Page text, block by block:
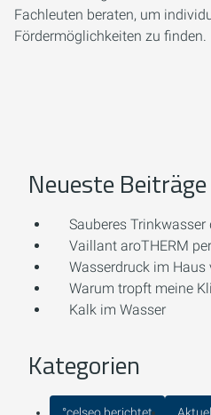
Fachleuten beraten, um
Fördermöglichkeiten zu finden.
Neueste Beiträge
Sauberes
Vaillant aroTHERM
Wasserdruck im Haus
Warum tropft meine
Kalk im Wasser
Kategorien